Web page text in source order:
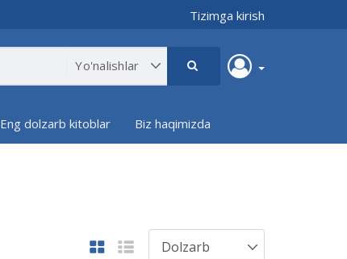
Tizimga kirish
Eng dolzarb kitoblar Biz haqimizda